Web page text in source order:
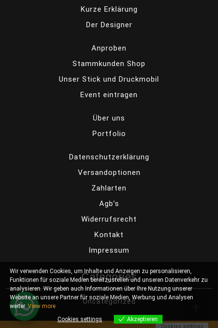
Kurze Erklärung
Der Designer
Anproben
Stammkunden Shop
Unser Stick und Druckmobil
Event eintragen
Über uns
Portfolio
Datenschutzerklärung
Versandoptionen
Zahlarten
Agb’s
Widerrufsrecht
Kontakt
Impressum
Categories
Uncategorized
Wir verwenden Cookies, um Inhalte und Anzeigen zu personalisieren,
Funktionen für soziale Medien bereitzustellen und unseren Datenverkehr zu
analysieren. Wir geben auch Informationen über Ihre Nutzung unserer
Website an unsere Partner für soziale Medien, Werbung und Analysen
weiter.View more
Cookies settings
Akzeptieren
Cookies settings